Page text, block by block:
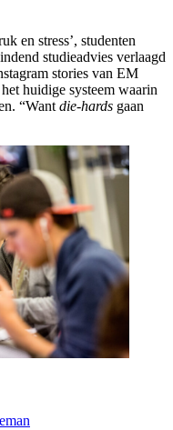
en stress’, studenten
studieadvies verlaagd
stories van EM
huidige systeem waarin
“Want die-hards gaan